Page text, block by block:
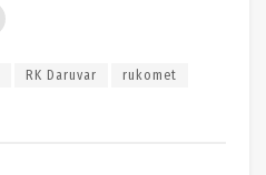
RK Daruvar rukomet